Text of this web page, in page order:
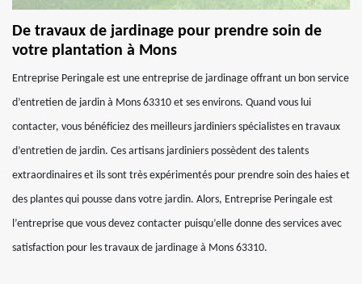
De travaux de jardinage pour prendre soin de
votre plantation à Mons
Entreprise Peringale est une entreprise de jardinage offrant un bon service
d’entretien de jardin à Mons 63310 et ses environs. Quand vous lui
contacter, vous bénéficiez des meilleurs jardiniers spécialistes en travaux
d’entretien de jardin. Ces artisans jardiniers possèdent des talents
extraordinaires et ils sont très expérimentés pour prendre soin des haies et
des plantes qui pousse dans votre jardin. Alors, Entreprise Peringale est
l’entreprise que vous devez contacter puisqu’elle donne des services avec
satisfaction pour les travaux de jardinage à Mons 63310.